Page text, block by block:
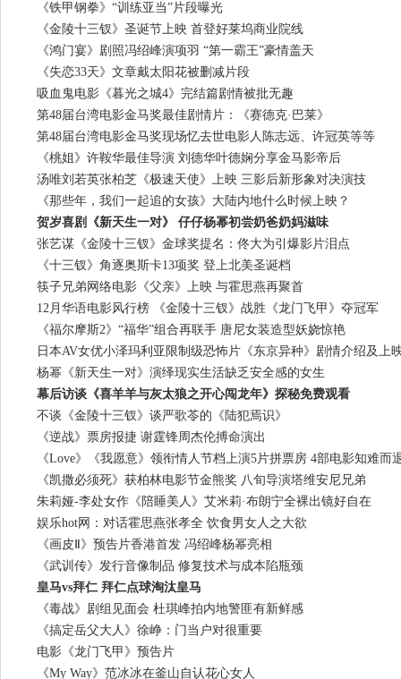
《铁甲钢拳》“训练亚当”片段曝光
《金陵十三钗》圣诞节上映 首登好莱坞商业院线
《鸿门宴》剧照冯绍峰演项羽 “第一霸王”豪情盖天
《失恋33天》文章戴太阳花被删减片段
吸血鬼电影《暮光之城4》完结篇剧情被批无趣
第48届台湾电影金马奖最佳剧情片：《赛德克·巴莱》
第48届台湾电影金马奖现场忆去世电影人陈志远、许冠英等等
《桃姐》许鞍华最佳导演 刘德华叶德娴分享金马影帝后
汤唯刘若英张柏芝《极速天使》上映 三影后新形象对决演技
《那些年，我们一起追的女孩》大陆内地什么时候上映？
贺岁喜剧《新天生一对》 仔仔杨幂初尝奶爸奶妈滋味
张艺谋《金陵十三钗》金球奖提名：佟大为引爆影片泪点
《十三钗》角逐奥斯卡13项奖 登上北美圣诞档
筷子兄弟网络电影《父亲》上映 与霍思燕再聚首
12月华语电影风行榜 《金陵十三钗》战胜《龙门飞甲》夺冠军
《福尔摩斯2》“福华”组合再联手 唐尼女装造型妖娆惊艳
日本AV女优小泽玛利亚限制级恐怖片《东京异种》剧情介绍及上
杨幂《新天生一对》演绎现实生活缺乏安全感的女生
幕后访谈《喜羊羊与灰太狼之开心闯龙年》探秘免费观看
不谈《金陵十三钗》谈严歌苓的《陆犯焉识》
《逆战》票房报捷 谢霆锋周杰伦搏命演出
《Love》《我愿意》领衔情人节档上演5片拼票房 4部电影知难而
《凯撒必须死》获柏林电影节金熊奖 八旬导演塔维安尼兄弟
朱莉娅-李处女作《陪睡美人》艾米莉·布朗宁全裸出镜好自在
娱乐hot网：对话霍思燕张孝全 饮食男女人之大欲
《画皮Ⅱ》预告片香港首发 冯绍峰杨幂亮相
《武训传》发行音像制品 修复技术与成本陷瓶颈
皇马vs拜仁 拜仁点球淘汰皇马
《毒战》剧组见面会 杜琪峰拍内地警匪有新鲜感
《搞定岳父大人》徐峥：门当户对很重要
电影《龙门飞甲》预告片
《My Way》范冰冰在釜山自认花心女人